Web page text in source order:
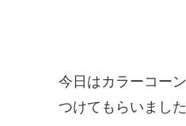
今日はカラーコー
つけてもらいまし